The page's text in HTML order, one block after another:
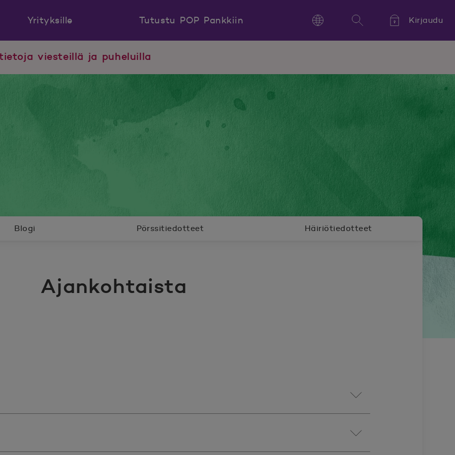
Yrityksille
Tutustu POP Pankkiin
Kieli,
Language Hae
Kirjaudu
viesteillä ja puheluilla
Ajankohtaista
Blogi Pörssitiedotteet Häiriötiedotteet